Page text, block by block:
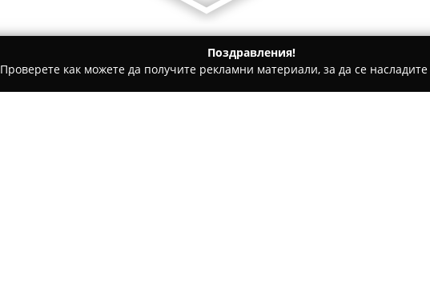
Поздравления!
Проверете как можете да получите рекламни материали, за да се насладите